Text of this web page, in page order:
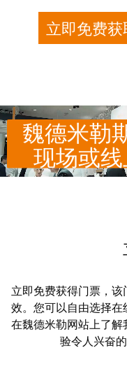
缆
PLC/DCS
线
和
迁
移
务
调
试
接
工
程
数
据
技
术
修
和
备
件
行
业
渠
道
IIoT
合
展
会
和
立即免费
魏德米勒
现场或
立即免费获得门票，
效。您可以自由选择
在魏德米勒网站上了
验令人兴奋